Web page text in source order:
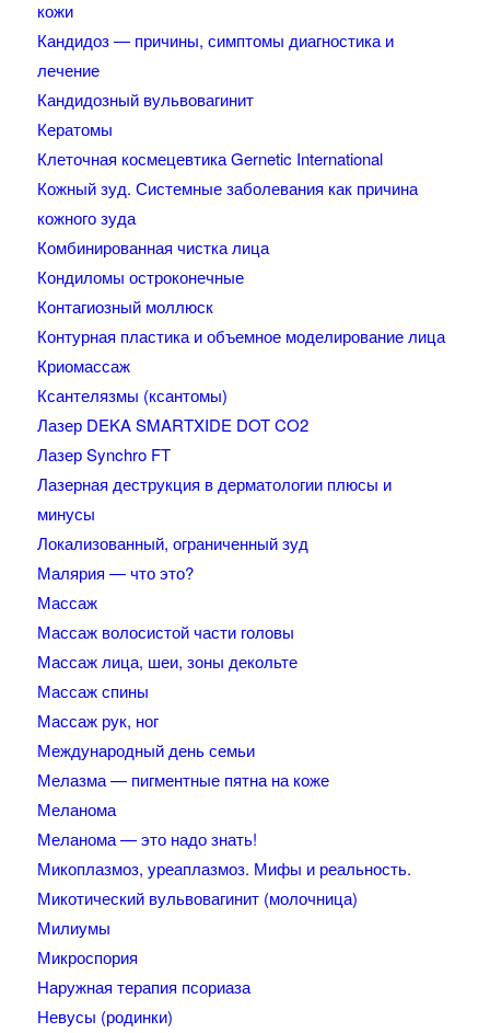
кожи
Кандидоз — причины, симптомы диагностика и
лечение
Кандидозный вульвовагинит
Кератомы
Клеточная космецевтика Gernetic International
Кожный зуд. Системные заболевания как причина
кожного зуда
Комбинированная чистка лица
Кондиломы остроконечные
Контагиозный моллюск
Контурная пластика и объемное моделирование лица
Криомассаж
Ксантелязмы (ксантомы)
Лазер DEKA SMARTXIDE DOT CO2
Лазер Synchro FT
Лазерная деструкция в дерматологии плюсы и
минусы
Локализованный, ограниченный зуд
Малярия — что это?
Массаж
Массаж волосистой части головы
Массаж лица, шеи, зоны декольте
Массаж спины
Массаж рук, ног
Международный день семьи
Мелазма — пигментные пятна на коже
Меланома
Меланома — это надо знать!
Микоплазмоз, уреаплазмоз. Мифы и реальность.
Микотический вульвовагинит (молочница)
Милиумы
Микроспория
Наружная терапия псориаза
Невусы (родинки)